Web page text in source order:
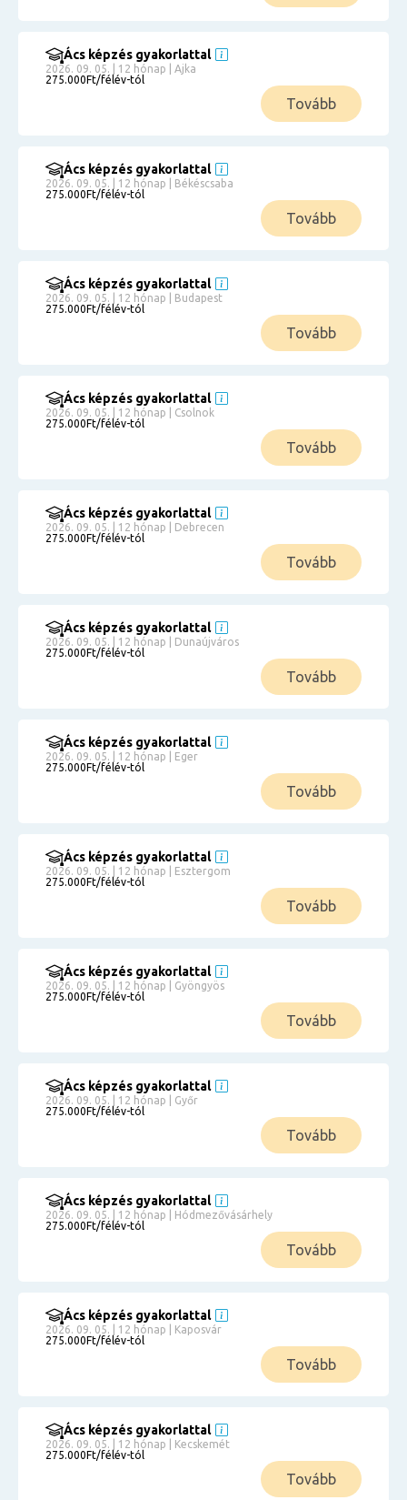
Ács képzés gyakorlattal
2026. 09. 05. | 12 hónap | Ajka
275.000Ft/félév-tól
Tovább
Ács képzés gyakorlattal
2026. 09. 05. | 12 hónap | Békéscsaba
275.000Ft/félév-tól
Tovább
Ács képzés gyakorlattal
2026. 09. 05. | 12 hónap | Budapest
275.000Ft/félév-tól
Tovább
Ács képzés gyakorlattal
2026. 09. 05. | 12 hónap | Csolnok
275.000Ft/félév-tól
Tovább
Ács képzés gyakorlattal
2026. 09. 05. | 12 hónap | Debrecen
275.000Ft/félév-tól
Tovább
Ács képzés gyakorlattal
2026. 09. 05. | 12 hónap | Dunaújváros
275.000Ft/félév-tól
Tovább
Ács képzés gyakorlattal
2026. 09. 05. | 12 hónap | Eger
275.000Ft/félév-tól
Tovább
Ács képzés gyakorlattal
2026. 09. 05. | 12 hónap | Esztergom
275.000Ft/félév-tól
Tovább
Ács képzés gyakorlattal
2026. 09. 05. | 12 hónap | Gyöngyös
275.000Ft/félév-tól
Tovább
Ács képzés gyakorlattal
2026. 09. 05. | 12 hónap | Győr
275.000Ft/félév-tól
Tovább
Ács képzés gyakorlattal
2026. 09. 05. | 12 hónap | Hódmezővásárhely
275.000Ft/félév-tól
Tovább
Ács képzés gyakorlattal
2026. 09. 05. | 12 hónap | Kaposvár
275.000Ft/félév-tól
Tovább
Ács képzés gyakorlattal
2026. 09. 05. | 12 hónap | Kecskemét
275.000Ft/félév-tól
Tovább